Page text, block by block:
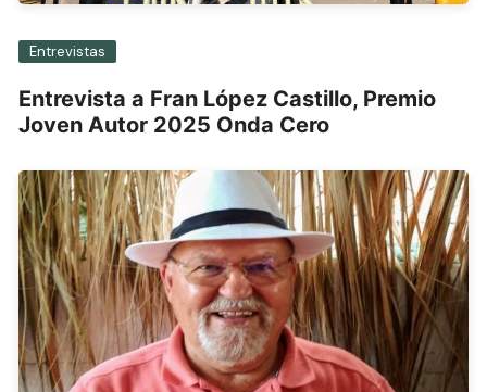
Entrevistas
Entrevista a Fran López Castillo, Premio
Joven Autor 2025 Onda Cero